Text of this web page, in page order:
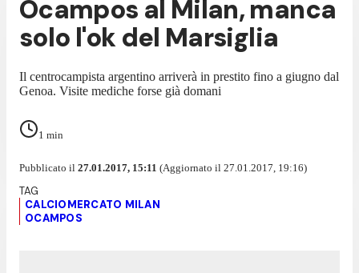
Ocampos al Milan, manca
solo l'ok del Marsiglia
Il centrocampista argentino arriverà in prestito fino a giugno dal
Genoa. Visite mediche forse già domani
1 min
Pubblicato il 27.01.2017, 15:11 (Aggiornato il 27.01.2017, 19:16)
CALCIOMERCATO MILAN
OCAMPOS